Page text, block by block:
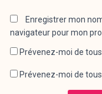
Enregistrer mon
navigateur pour mon
Prévenez-moi de
Prévenez-moi de